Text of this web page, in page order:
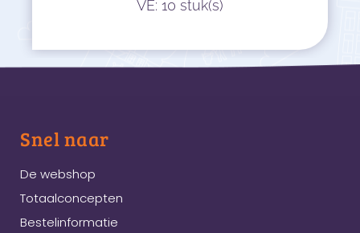
VE: 10 stuk(s)
Snel naar
De webshop
Totaalconcepten
Bestelinformatie